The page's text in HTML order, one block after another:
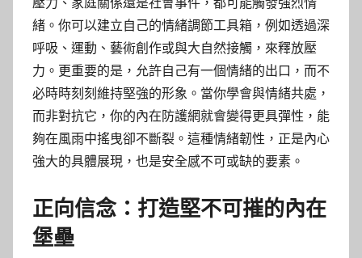
壓力、家庭關係還是社會事件，都可能觸發強烈情
緒。你可以建立自己的情緒調節工具箱，例如透過深
呼吸、運動、藝術創作或與大自然接觸，來釋放壓
力。更重要的是，允許自己有一個情緒的出口，而不
必時時刻刻維持堅強的形象。當你學會與情緒共處，
而非對抗它，你的內在防護網就會變得更具彈性，能
夠在風雨中搖曳卻不斷裂。這種情緒韌性，正是內心
強大的具體展現，也是安全感不可或缺的要素。
正向信念：打造堅不可摧的內在
堡壘